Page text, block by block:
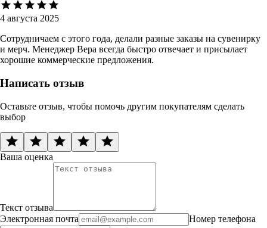
4 августа 2025
Сотрудничаем с этого года, делали разные заказы на сувенирку
и мерч. Менеджер Вера всегда быстро отвечает и присылает
хорошие коммерческие предложения.
Написать отзыв
Оставьте отзыв, чтобы помочь другим покупателям сделать
выбор
Ваша оценка
Текст отзыва
Электронная почта
Номер телефона